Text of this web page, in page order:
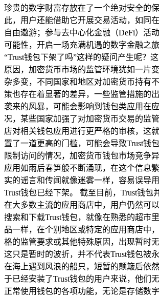
珍贵的数字财富存放在了一个绝对安全的
此，用户还能借助它开展交易活动，如同
自由遨游；参与去中心化金融（DeFi）活
可能性，开启一场充满机遇的数字金融之
“Trust钱包下架了吗”这样的疑问产生呢？
原因，加密货币市场的监管环境犹如一片
杂多变，不同国家和地区对加密货币持有
策也存在着显著的差异，一些监管措施的
袭来的风暴，可能会影响到钱包类应用在
况，某些国家加强了对加密货币交易的监
店对相关钱包应用进行更严格的审核，这
置了一道更高的门槛，可能会导致Trust钱
限制访问的情况，加密货币钱包市场竞争
应用如雨后春笋般不断涌现，在这个信息
实的谣言和传闻就像迷雾一样，容易误导
Trust钱包已经下架。 截至目前，Trust钱包
在大多数主流的应用商店中，用户仍然可
搜索和下载Trust钱包，就像在熟悉的超市
品一样，在个别地区或特定的应用商店中
格的监管要求或其他特殊原因，出现暂时
这只是暂时的波折，并不代表Trust钱包被
在海上遇到风浪的船只，短暂的颠簸后依
于已经安装了Trust钱包的用户来说，他们
正常使用钱包的各项功能，无论是存储数